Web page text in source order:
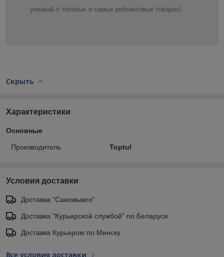
узнавай о топовых и самых рейтинговых товарах!
Скрыть
Характеристики
Основные
Производитель Toptul
Условия доставки
Доставка "Самовывоз"
Доставка "Курьерской службой" по Беларуси
Доставка Курьером по Минску
Все условия доставки